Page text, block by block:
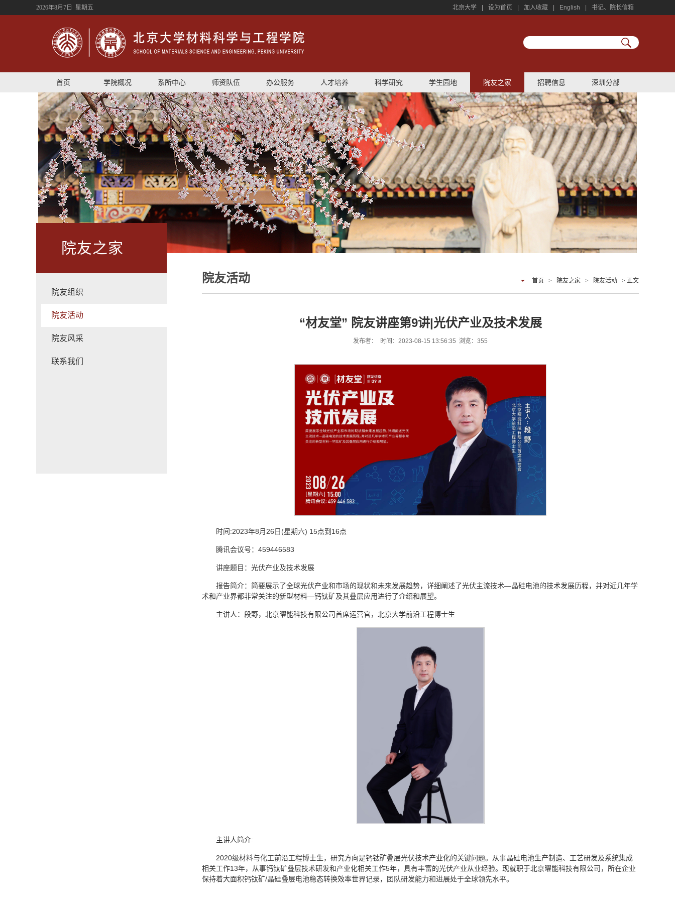
2026年8月7日 星期五 北京大学 设为首页 加入收藏 English 书记、院长信箱
首页 学院概况 系所中心 师资队伍 办公服务 人才培养 科学研究 学生园地 院友之家 招聘信息 深圳分部
院友之家
院友组织
院友活动
院友风采
联系我们
院友活动 首页 > 院友之家 > 院友活动 > 正文
“材友堂” 院友讲座第9讲|光伏产业及技术发展
发布者： 时间：2023-08-15 13:56:35 浏览： 355
时间:2023年8月26日(星期六) 15点到16点
腾讯会议号：459446583
讲座题目：光伏产业及技术发展
报告简介：简要展示了全球光伏产业和市场的现状和未来发展趋势，详细阐述了光伏主流技术—晶硅电池的技术发展历程，并对近几年学
术和产业界都非常关注的新型材料—钙钛矿及其叠层应用进行了介绍和展望。
主讲人：段野，北京曜能科技有限公司首席运营官，北京大学前沿工程博士生
主讲人简介:
2020级材料与化工前沿工程博士生，研究方向是钙钛矿叠层光伏技术产业化的关键问题。从事晶硅电池生产制造、工艺研发及系统集成
相关工作13年，从事钙钛矿叠层技术研发和产业化相关工作5年，具有丰富的光伏产业从业经验。现就职于北京曜能科技有限公司，所在企业
保持着大面积钙钛矿/晶硅叠层电池稳态转换效率世界记录，团队研发能力和进展处于全球领先水平。